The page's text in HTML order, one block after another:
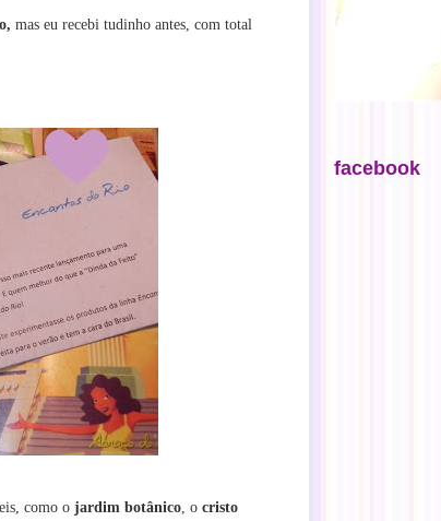
mas eu recebi tudinho antes, com total
como o jardim botânico, o cristo
facebook